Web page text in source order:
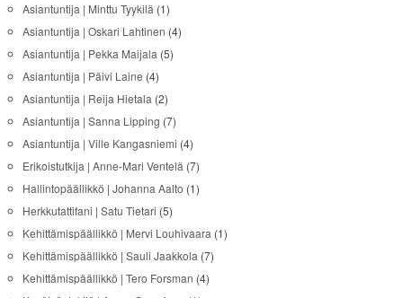
Asiantuntija | Minttu Tyykilä (1)
Asiantuntija | Oskari Lahtinen (4)
Asiantuntija | Pekka Maijala (5)
Asiantuntija | Päivi Laine (4)
Asiantuntija | Reija Hietala (2)
Asiantuntija | Sanna Lipping (7)
Asiantuntija | Ville Kangasniemi (4)
Erikoistutkija | Anne-Mari Ventelä (7)
Hallintopäällikkö | Johanna Aalto (1)
Herkkutattifani | Satu Tietari (5)
Kehittämispäällikkö | Mervi Louhivaara (1)
Kehittämispäällikkö | Sauli Jaakkola (7)
Kehittämispäällikkö | Tero Forsman (4)